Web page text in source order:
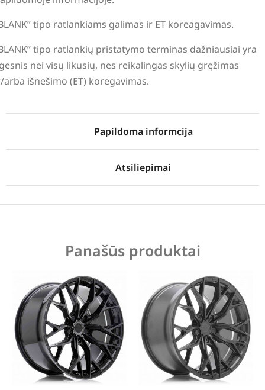
tipo ratlankiams galimas ir ET koreagavimas.
tipo ratlankių pristatymo terminas dažniausiai yra
nei visų likusių, nes reikalingas skylių gręžimas
arba išnešimo (ET) koregavimas.
Papildoma informcija
Atsiliepimai
Panašūs produktai